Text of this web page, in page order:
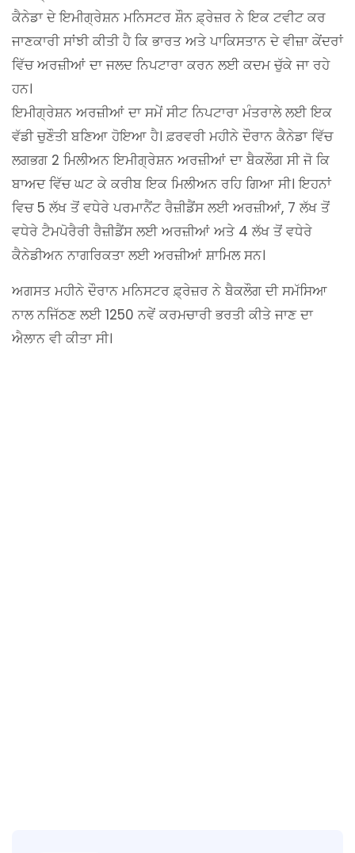
ਕੈਨੇਡਾ ਦੇ ਇਮੀਗ੍ਰੇਸ਼ਨ ਮਨਿਸਟਰ ਸ਼ੌਨ ਫ਼੍ਰੇਜ਼ਰ ਨੇ ਇਕ ਟਵੀਟ ਕਰ
ਜਾਣਕਾਰੀ ਸਾਂਝੀ ਕੀਤੀ ਹੈ ਕਿ ਭਾਰਤ ਅਤੇ ਪਾਕਿਸਤਾਨ ਦੇ ਵੀਜ਼ਾ ਕੇਂਦਰਾਂ
ਵਿੱਚ ਅਰਜ਼ੀਆਂ ਦਾ ਜਲਦ ਨਿਪਟਾਰਾ ਕਰਨ ਲਈ ਕਦਮ ਚੁੱਕੇ ਜਾ ਰਹੇ
ਹਨ।
ਇਮੀਗ੍ਰੇਸ਼ਨ ਅਰਜ਼ੀਆਂ ਦਾ ਸਮੇਂ ਸੀਟ ਨਿਪਟਾਰਾ ਮੰਤਰਾਲੇ ਲਈ ਇਕ
ਵੱਡੀ ਚੁਣੌਤੀ ਬਣਿਆ ਹੋਇਆ ਹੈ। ਫ਼ਰਵਰੀ ਮਹੀਨੇ ਦੌਰਾਨ ਕੈਨੇਡਾ ਵਿੱਚ
ਲਗਭਗ 2 ਮਿਲੀਅਨ ਇਮੀਗ੍ਰੇਸ਼ਨ ਅਰਜ਼ੀਆਂ ਦਾ ਬੈਕਲੌਗ ਸੀ ਜੋ ਕਿ
ਬਾਅਦ ਵਿੱਚ ਘਟ ਕੇ ਕਰੀਬ ਇਕ ਮਿਲੀਅਨ ਰਹਿ ਗਿਆ ਸੀ। ਇਹਨਾਂ
ਵਿਚ 5 ਲੱਖ ਤੋਂ ਵਧੇਰੇ ਪਰਮਾਨੈਂਟ ਰੈਜ਼ੀਡੈਂਸ ਲਈ ਅਰਜ਼ੀਆਂ, 7 ਲੱਖ ਤੋਂ
ਵਧੇਰੇ ਟੈਮਪੋਰੈਰੀ ਰੈਜ਼ੀਡੈਂਸ ਲਈ ਅਰਜ਼ੀਆਂ ਅਤੇ 4 ਲੱਖ ਤੋਂ ਵਧੇਰੇ
ਕੈਨੇਡੀਅਨ ਨਾਗਰਿਕਤਾ ਲਈ ਅਰਜ਼ੀਆਂ ਸ਼ਾਮਿਲ ਸਨ।
ਅਗਸਤ ਮਹੀਨੇ ਦੌਰਾਨ ਮਨਿਸਟਰ ਫ਼੍ਰੇਜ਼ਰ ਨੇ ਬੈਕਲੌਗ ਦੀ ਸਮੱਸਿਆ
ਨਾਲ ਨਜਿੱਠਣ ਲਈ 1250 ਨਵੇਂ ਕਰਮਚਾਰੀ ਭਰਤੀ ਕੀਤੇ ਜਾਣ ਦਾ
ਐਲਾਨ ਵੀ ਕੀਤਾ ਸੀ।